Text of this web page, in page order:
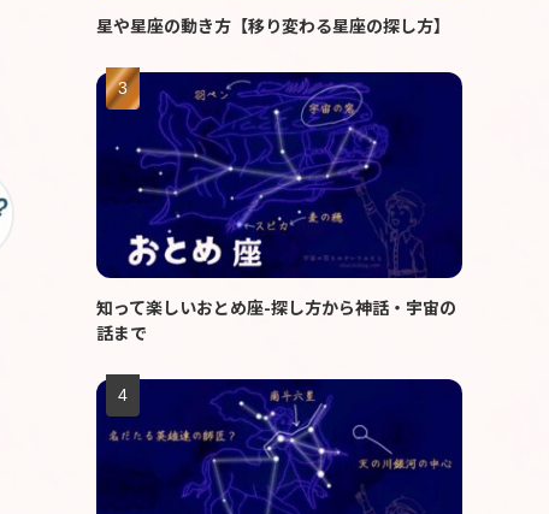
星や星座の動き方【移り変わる星座の探し方】
知って楽しいおとめ座-探し方から神話・宇宙の
話まで